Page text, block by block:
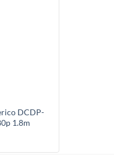
DCDP-
1.8m